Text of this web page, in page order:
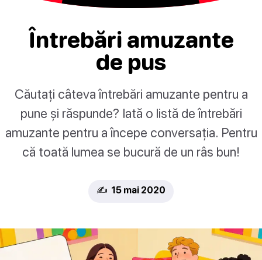
Întrebări amuzante
de pus
Căutați câteva întrebări amuzante pentru a
pune și răspunde? Iată o listă de întrebări
amuzante pentru a începe conversația. Pentru
că toată lumea se bucură de un râs bun!
✍️ 15 mai 2020